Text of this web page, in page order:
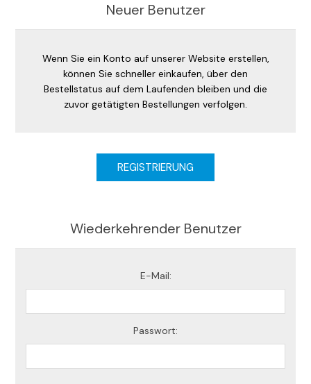
Neuer Benutzer
Wenn Sie ein Konto auf unserer Website erstellen,
können Sie schneller einkaufen, über den
Bestellstatus auf dem Laufenden bleiben und die
zuvor getätigten Bestellungen verfolgen.
Wiederkehrender Benutzer
E-Mail:
Passwort: